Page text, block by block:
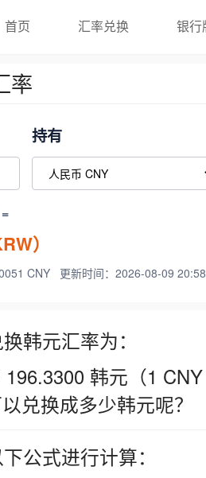
首页 汇率兑换 银行
率
持有
）
CNY 更新时间：2026-08-09
韩元汇率为：
韩元（1
兑换成多少韩元呢？
公式进行计算：